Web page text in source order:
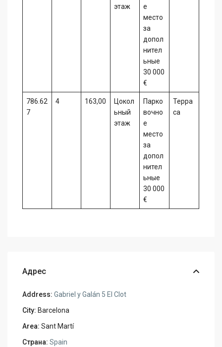
этаж
е
место
за
допол
нител
ьные
30 000
€
786.62
7
4 163,00
Цокол
ьный
этаж
Парко
вочно
е
место
за
допол
нител
ьные
30 000
€
Терра
са
Адрес
Address: Gabriel y Galán 5 El Clot
City: Barcelona
Area: Sant Martí
Страна: Spain